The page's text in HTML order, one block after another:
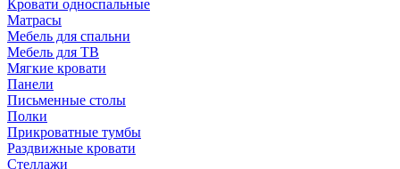
Кровати односпальные
Матрасы
Мебель для спальни
Мебель для ТВ
Мягкие кровати
Панели
Письменные столы
Полки
Прикроватные тумбы
Раздвижные кровати
Стеллажи